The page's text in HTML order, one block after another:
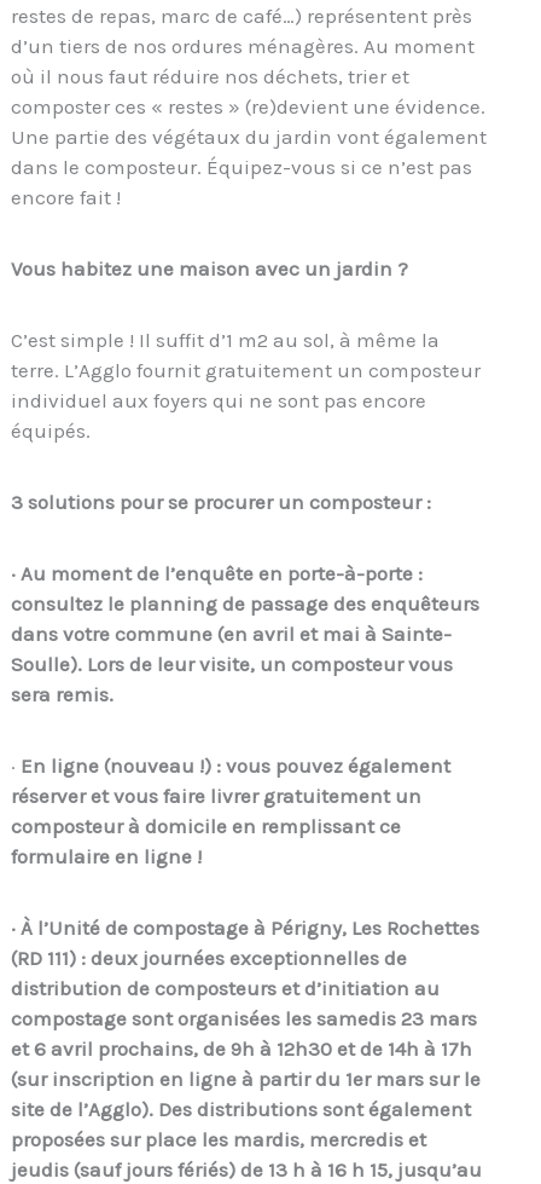
restes de repas, marc de café…) représentent près
d’un tiers de nos ordures ménagères. Au moment
où il nous faut réduire nos déchets, trier et
composter ces « restes » (re)devient une évidence.
Une partie des végétaux du jardin vont également
dans le composteur. Équipez-vous si ce n’est pas
encore fait !
Vous habitez une maison avec un jardin ?
C’est simple ! Il suffit d’1 m2 au sol, à même la
terre. L’Agglo fournit gratuitement un composteur
individuel aux foyers qui ne sont pas encore
équipés.
3 solutions pour se procurer un composteur :
· Au moment de l’enquête en porte-à-porte :
consultez le planning de passage des enquêteurs
dans votre commune (en avril et mai à Sainte-
Soulle). Lors de leur visite, un composteur vous
sera remis.
· En ligne (nouveau !) : vous pouvez également
réserver et vous faire livrer gratuitement un
composteur à domicile en remplissant ce
formulaire en ligne !
· À l’Unité de compostage à Périgny, Les Rochettes
(RD 111) : deux journées exceptionnelles de
distribution de composteurs et d’initiation au
compostage sont organisées les samedis 23 mars
et 6 avril prochains, de 9h à 12h30 et de 14h à 17h
(sur inscription en ligne à partir du 1er mars sur le
site de l’Agglo). Des distributions sont également
proposées sur place les mardis, mercredis et
jeudis (sauf jours fériés) de 13 h à 16 h 15, jusqu’au